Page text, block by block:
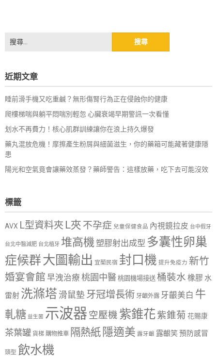
搜
尋
字:
近期文章
睡前滑手機又吃重鹹？無形傷腎行為正在侵蝕你的健康
爬樓梯喘與躺平悶喘別輕忽 心臟衰竭早期警訊一次看懂
划水不再費力！核心肌群訓練讓你在浪上持久爆發
藥丸混放危機！摩擦產生粉屑與細菌滋生，你的藥箱可能藏著健康隱
患
陽光和空氣竟會讓藥效蒸發？藥師警告：這樣放藥，吃下去可能沒效
標籤
AVX L型資料夾 L夾 不孕症 兒童保健食品 內視鏡拉皮 台中假牙
台北中醫減肥 台北植牙 堆高機塑膠射出成型 多囊性卵巢
症候群大圖輸出 宜蘭民宿 封口機 提升免疫力 新竹
婚宴會館 早洩治療 桃園中醫 桃園機場接送 桶裝水 橡膠 水
雷射 洗滌塔 滑鼠墊 牙冠增長術 牙齦外露 牙齦美白 牛
軋糖 益生菌 示波器 空壓機 紫錐花紫錐菊 花賜康
茶葉罐 貨梯 購物推車 隔熱紙 隱適美 露牙齦 露齦笑預防感冒
頭型 飲水機